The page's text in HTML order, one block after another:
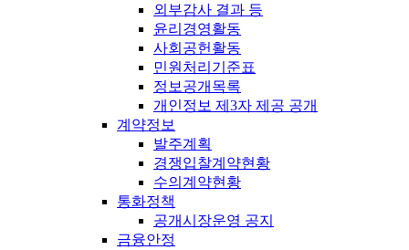
외부감사 결과 등
윤리경영활동
사회공헌활동
민원처리기준표
정보공개목록
개인정보 제3자 제공 공개
계약정보
발주계획
경쟁입찰계약현황
수의계약현황
통화정책
공개시장운영 공지
금융안정